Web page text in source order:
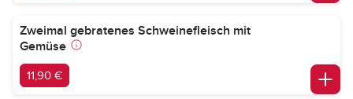
Zweimal gebratenes Schweinefleisch mit
Gemüse
11,90 €